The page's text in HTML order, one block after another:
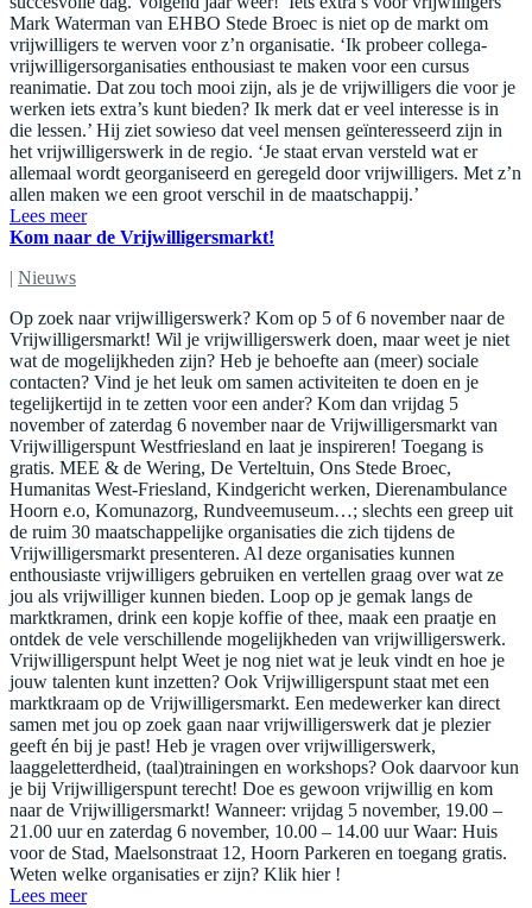
Mark Waterman van EHBO Stede Broec is niet op de markt om
vrijwilligers te werven voor z’n organisatie. ‘Ik probeer collega-
vrijwilligersorganisaties enthousiast te maken voor een cursus
reanimatie. Dat zou toch mooi zijn, als je de vrijwilligers die voor je
werken iets extra’s kunt bieden? Ik merk dat er veel interesse is in
die lessen.’ Hij ziet sowieso dat veel mensen geïnteresseerd zijn in
het vrijwilligerswerk in de regio. ‘Je staat ervan versteld wat er
allemaal wordt georganiseerd en geregeld door vrijwilligers. Met z’n
allen maken we een groot verschil in de maatschappij.’
Lees meer
Kom naar de Vrijwilligersmarkt!
| Nieuws
Op zoek naar vrijwilligerswerk? Kom op 5 of 6 november naar de
Vrijwilligersmarkt! Wil je vrijwilligerswerk doen, maar weet je niet
wat de mogelijkheden zijn? Heb je behoefte aan (meer) sociale
contacten? Vind je het leuk om samen activiteiten te doen en je
tegelijkertijd in te zetten voor een ander? Kom dan vrijdag 5
november of zaterdag 6 november naar de Vrijwilligersmarkt van
Vrijwilligerspunt Westfriesland en laat je inspireren! Toegang is
gratis. MEE & de Wering, De Verteltuin, Ons Stede Broec,
Humanitas West-Friesland, Kindgericht werken, Dierenambulance
Hoorn e.o, Komunazorg, Rundveemuseum…; slechts een greep uit
de ruim 30 maatschappelijke organisaties die zich tijdens de
Vrijwilligersmarkt presenteren. Al deze organisaties kunnen
enthousiaste vrijwilligers gebruiken en vertellen graag over wat ze
jou als vrijwilliger kunnen bieden. Loop op je gemak langs de
marktkramen, drink een kopje koffie of thee, maak een praatje en
ontdek de vele verschillende mogelijkheden van vrijwilligerswerk.
Vrijwilligerspunt helpt Weet je nog niet wat je leuk vindt en hoe je
jouw talenten kunt inzetten? Ook Vrijwilligerspunt staat met een
marktkraam op de Vrijwilligersmarkt. Een medewerker kan direct
samen met jou op zoek gaan naar vrijwilligerswerk dat je plezier
geeft én bij je past! Heb je vragen over vrijwilligerswerk,
laaggeletterdheid, (taal)trainingen en workshops? Ook daarvoor kun
je bij Vrijwilligerspunt terecht! Doe es gewoon vrijwillig en kom
naar de Vrijwilligersmarkt! Wanneer: vrijdag 5 november, 19.00 –
21.00 uur en zaterdag 6 november, 10.00 – 14.00 uur Waar: Huis
voor de Stad, Maelsonstraat 12, Hoorn Parkeren en toegang gratis.
Weten welke organisaties er zijn? Klik hier !
Lees meer